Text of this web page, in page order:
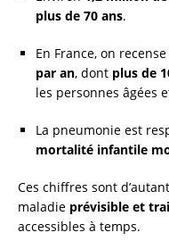
plus de 70 ans.
En France, on
par an, dont plus de
les personnes âgées
La pneumonie est
mortalité infantile
Ces chiffres sont
maladie prévisible et
accessibles à temps.